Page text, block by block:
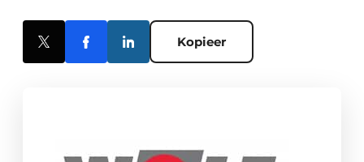
Kopieer